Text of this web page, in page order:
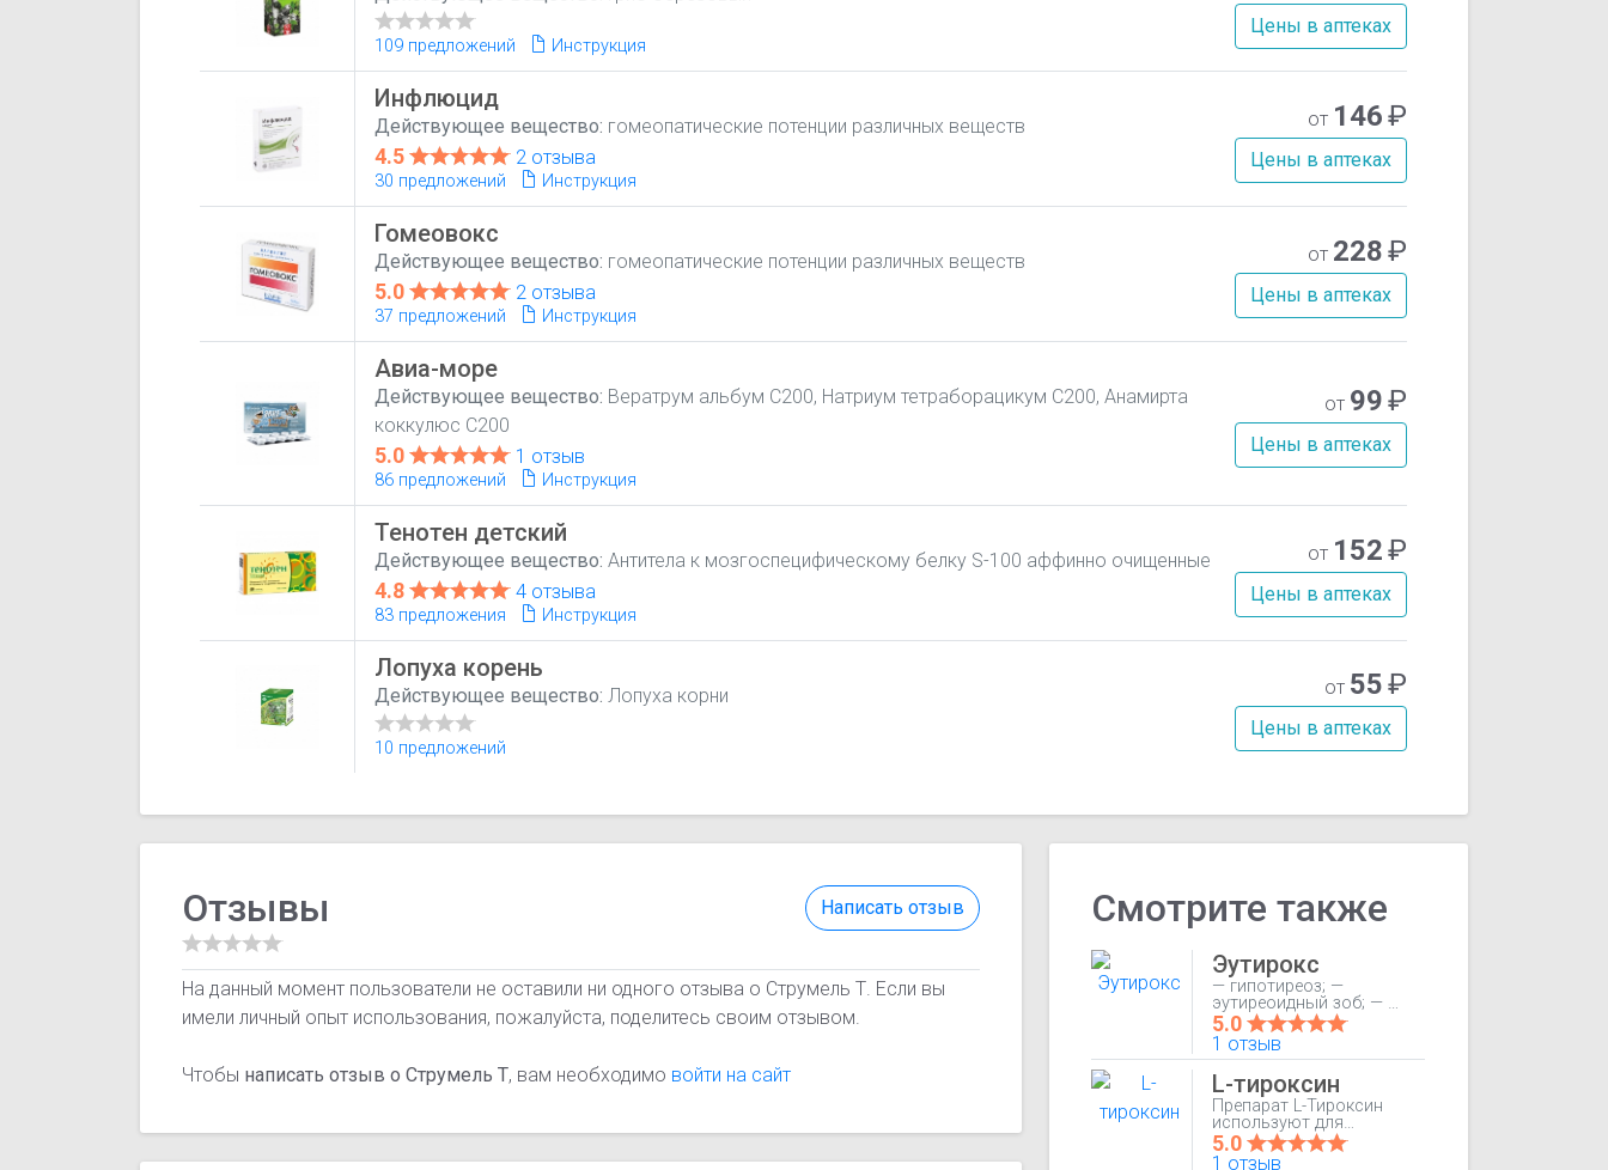
109 предложений Инструкция
Цены в аптеках
Инфлюцид
Действующее вещество: гомеопатические потенции различных веществ
4.5 2 отзыва
30 предложений Инструкция
от 146₽
Цены в аптеках
Гомеовокс
Действующее вещество: гомеопатические потенции различных веществ
5.0 2 отзыва
37 предложений Инструкция
от 228₽
Цены в аптеках
Авиа-море
Действующее вещество: Вератрум альбум С200, Натриум тетраборацикум С200, Анамирта
коккулюс С200
5.0 1 отзыв
86 предложений Инструкция
от 99₽
Цены в аптеках
Тенотен детский
Действующее вещество: Антитела к мозгоспецифическому белку S-100 аффинно очищенные
4.8 4 отзыва
83 предложения Инструкция
от 152₽
Цены в аптеках
Лопуха корень
Действующее вещество: Лопуха корни
10 предложений
от 55₽
Цены в аптеках
Написать отзыв
Отзывы
На данный момент пользователи не оставили ни одного отзыва о Струмель Т. Если вы
имели личный опыт использования, пожалуйста, поделитесь своим отзывом.
Чтобы написать отзыв о Струмель Т, вам необходимо войти на сайт
Смотрите также
Эутирокс
— гипотиреоз; —
эутиреоидный зоб; — в
качестве
заместительной
терапии и для
профилактики
рецидива зоба после
резекции щитовидной
железы; — рак
щитовидной железы
(после оперативного
5.0
1 отзыв
L-тироксин
Препарат L-Тироксин
используют для
заместительной
терапии при
5.0
1 отзыв